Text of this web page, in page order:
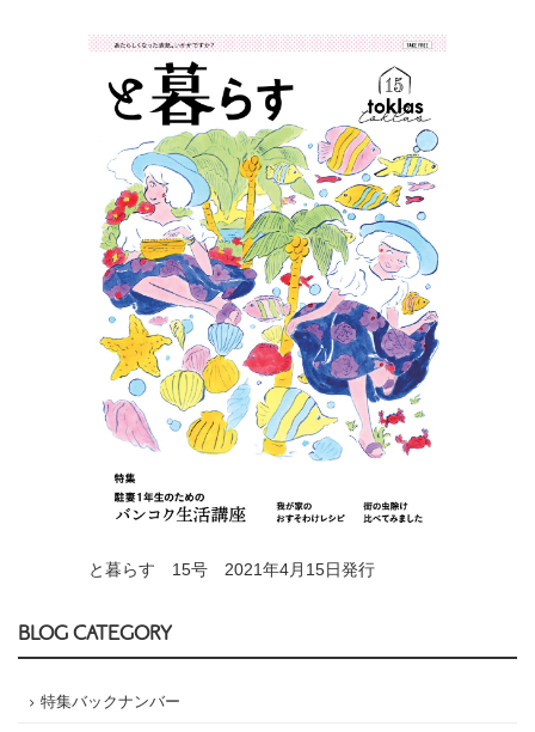
と暮らす 15号 2021年4月15日発行
BLOG CATEGORY
特集バックナンバー